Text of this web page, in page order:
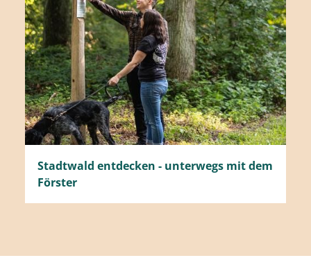
Stadtwald entdecken - unterwegs mit dem
Förster